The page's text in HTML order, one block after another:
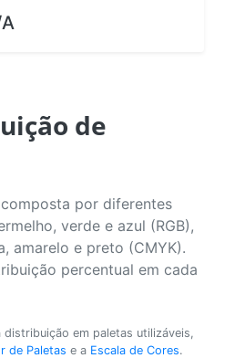
de
por diferentes
verde e azul (RGB),
amarelo e preto (CMYK).
percentual em cada
em paletas utilizáveis,
de Paletas e a Escala de Cores.